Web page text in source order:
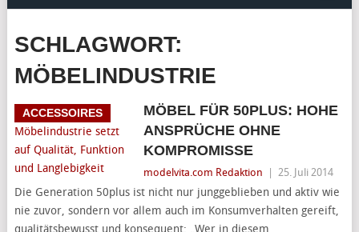
SCHLAGWORT:
MÖBELINDUSTRIE
ACCESSOIRES
MÖBEL FÜR 50PLUS: HOHE
ANSPRÜCHE OHNE
KOMPROMISSE
modelvita.com Redaktion 25. Juli 2014
Die Generation 50plus ist nicht nur junggeblieben und aktiv wie
nie zuvor, sondern vor allem auch im Konsumverhalten gereift,
qualitätsbewusst und konsequent: „Wer in diesem